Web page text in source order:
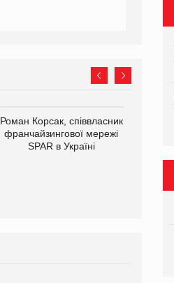
Роман Корсак, співвласник
франчайзингової мережі
SPAR в Україні